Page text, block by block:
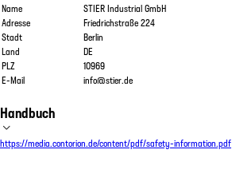
Name
STIER Industrial GmbH
Adresse
Friedrichstraße 224
Stadt
Berlin
Land
DE
PLZ
10969
E-Mail
info@stier.de
Handbuch
https://media.contorion.de/content/pdf/safety-information.pdf